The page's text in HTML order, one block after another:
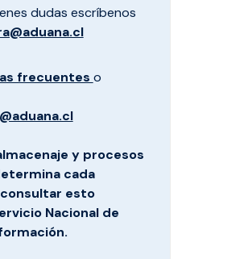
dudas escríbenos
frecuentes o
y procesos
cada
esto
Nacional de